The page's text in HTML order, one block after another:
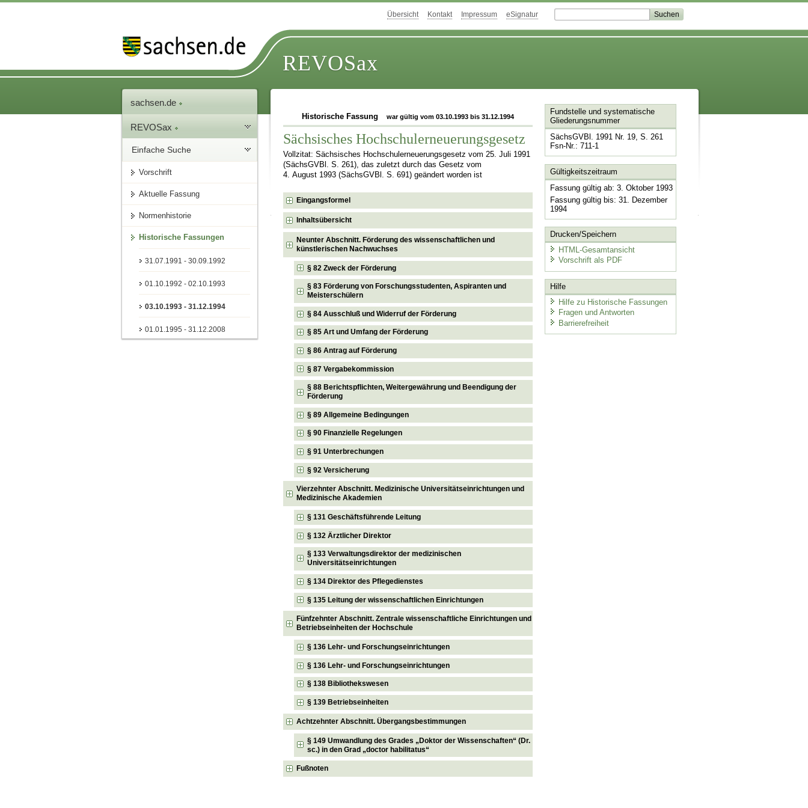
Übersicht Kontakt Impressum eSignatur
REVOSax
sachsen.de
REVOSax
Einfache Suche
Vorschrift
Aktuelle Fassung
Normenhistorie
Historische Fassungen
31.07.1991 - 30.09.1992
01.10.1992 - 02.10.1993
03.10.1993 - 31.12.1994
01.01.1995 - 31.12.2008
Historische Fassung war gültig vom 03.10.1993 bis 31.12.1994
Sächsisches Hochschulerneuerungsgesetz
Vollzitat: Sächsisches Hochschulerneuerungsgesetz vom 25. Juli 1991
(SächsGVBl. S. 261), das zuletzt durch das Gesetz vom
4. August 1993 (SächsGVBl. S. 691) geändert worden ist
Eingangsformel
Inhaltsübersicht
Neunter Abschnitt. Förderung des wissenschaftlichen und
künstlerischen Nachwuchses
§ 82 Zweck der Förderung
§ 83 Förderung von Forschungsstudenten, Aspiranten und
Meisterschülern
§ 84 Ausschluß und Widerruf der Förderung
§ 85 Art und Umfang der Förderung
§ 86 Antrag auf Förderung
§ 87 Vergabekommission
§ 88 Berichtspflichten, Weitergewährung und Beendigung der
Förderung
§ 89 Allgemeine Bedingungen
§ 90 Finanzielle Regelungen
§ 91 Unterbrechungen
§ 92 Versicherung
Vierzehnter Abschnitt. Medizinische Universitätseinrichtungen und
Medizinische Akademien
§ 131 Geschäftsführende Leitung
§ 132 Ärztlicher Direktor
§ 133 Verwaltungsdirektor der medizinischen
Universitätseinrichtungen
§ 134 Direktor des Pflegedienstes
§ 135 Leitung der wissenschaftlichen Einrichtungen
Fünfzehnter Abschnitt. Zentrale wissenschaftliche Einrichtungen und
Betriebseinheiten der Hochschule
§ 136 Lehr- und Forschungseinrichtungen
§ 136 Lehr- und Forschungseinrichtungen
§ 138 Bibliothekswesen
§ 139 Betriebseinheiten
Achtzehnter Abschnitt. Übergangsbestimmungen
§ 149 Umwandlung des Grades „Doktor der Wissenschaften“ (Dr.
sc.) in den Grad „doctor habilitatus“
Fußnoten
Fundstelle und systematische
Gliederungsnummer
SächsGVBl. 1991 Nr. 19, S. 261
Fsn-Nr.: 711-1
Gültigkeitszeitraum
Fassung gültig ab: 3. Oktober 1993
Fassung gültig bis: 31. Dezember
1994
Drucken/Speichern
HTML-Gesamtansicht
Vorschrift als PDF
Hilfe
Hilfe zu Historische Fassungen
Fragen und Antworten
Barrierefreiheit